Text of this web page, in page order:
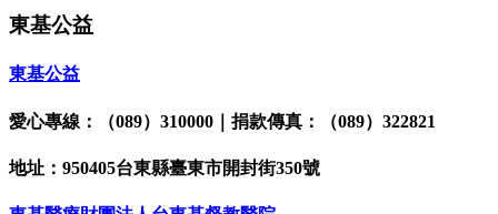
東基公益
東基公益
愛心專線：（089）310000｜捐款傳真：（089）322821
地址：950405台東縣臺東市開封街350號